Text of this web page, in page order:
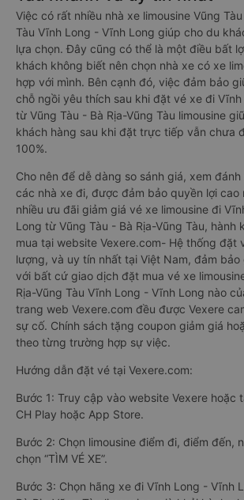
Việc có rất nhiều nhà xe limousine Vũng
Tàu Vĩnh Long - Vĩnh Long giúp cho du
lựa chọn. Đây cũng có thể là một điều bất
khách không biết nên chọn nhà xe có xe
hợp với mình. Bên cạnh đó, việc đảm bảo
chỗ ngồi yêu thích sau khi đặt vé xe đi
từ Vũng Tàu - Bà Rịa-Vũng Tàu limousine
khách hàng sau khi đặt trực tiếp vẫn chưa
100%.
Cho nên để dễ dàng so sánh giá, xem
các nhà xe đi, được đảm bảo quyền lợi cao
nhiều ưu đãi giảm giá vé xe limousine đi
Long từ Vũng Tàu - Bà Rịa-Vũng Tàu, hành
mua tại website Vexere.com- Hệ thống đặt
lượng, và uy tín nhất tại Việt Nam, đảm
với bất cứ giao dịch đặt mua vé xe
Rịa-Vũng Tàu Vĩnh Long - Vĩnh Long nào
trang web Vexere.com đều được Vexere
sự cố. Chính sách tặng coupon giảm giá
theo từng trường hợp sự việc.
Hướng dẫn đặt vé tại Vexere.com:
Bước 1: Truy cập vào website Vexere hoặc
CH Play hoặc App Store.
Bước 2: Chọn limousine điểm đi, điểm đến,
chọn “TÌM VÉ XE”.
Bước 3: Chọn hãng xe đi Vĩnh Long - Vĩnh